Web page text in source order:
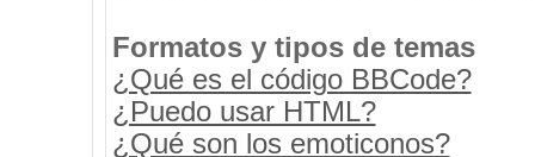
Formatos y tipos de temas
¿Qué es el código BBCode?
¿Puedo usar HTML?
¿Qué son los emoticonos?